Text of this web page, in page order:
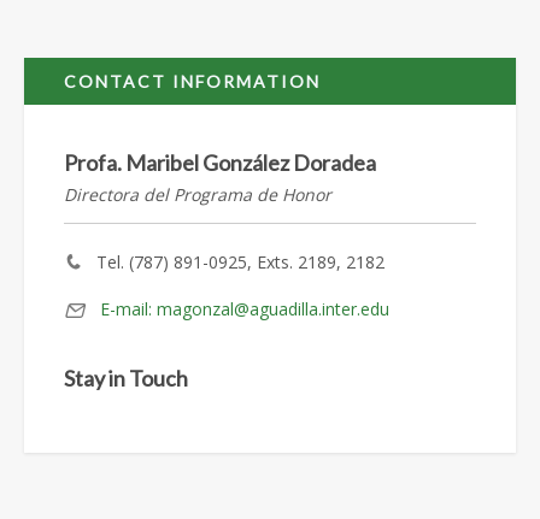
CONTACT INFORMATION
Profa. Maribel González Doradea
Directora del Programa de Honor
Tel. (787) 891-0925, Exts. 2189, 2182
E-mail: magonzal@aguadilla.inter.edu
Stay in Touch